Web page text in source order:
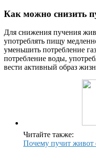
Как можно снизить
Для снижения пучения
употреблять пищу
уменьшить потребление
потребление воды,
вести активный образ
Читайте также:
Почему пучит живот